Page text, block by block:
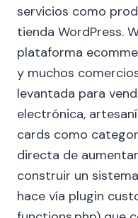
servicios como
tienda WordPress.
plataforma
y muchos
levantada para
electrónica,
cards como
directa de
construir un
hace vía plugin